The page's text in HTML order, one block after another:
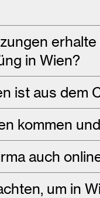
in Wien?
ist aus dem
kommen
auch
um in